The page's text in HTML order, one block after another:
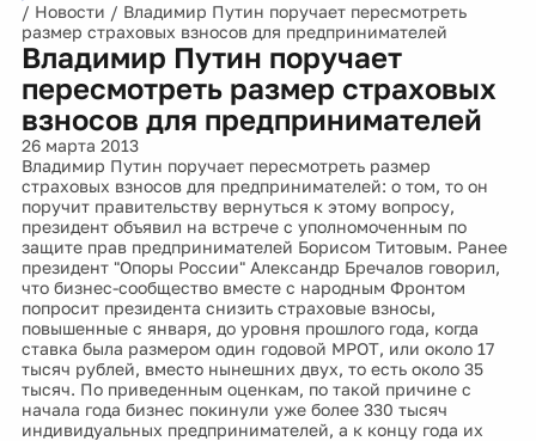
/ Новости / Владимир Путин поручает пересмотреть
размер страховых взносов для предпринимателей
Владимир Путин поручает
пересмотреть размер страховых
взносов для предпринимателей
26 марта 2013
Владимир Путин поручает пересмотреть размер
страховых взносов для предпринимателей: о том, то он
поручит правительству вернуться к этому вопросу,
президент объявил на встрече с уполномоченным по
защите прав предпринимателей Борисом Титовым. Ранее
президент "Опоры России" Александр Бречалов говорил,
что бизнес-сообщество вместе с народным Фронтом
попросит президента снизить страховые взносы,
повышенные с января, до уровня прошлого года, когда
ставка была размером один годовой МРОТ, или около 17
тысяч рублей, вместо нынешних двух, то есть около 35
тысяч. По приведенным оценкам, по такой причине с
начала года бизнес покинули уже более 330 тысяч
индивидуальных предпринимателей, а к концу года их